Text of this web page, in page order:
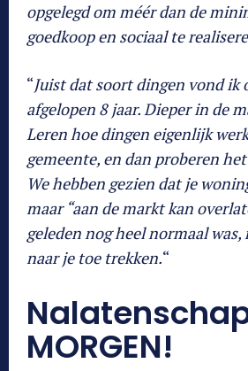
opgelegd om méér dan de
goedkoop en sociaal te
“Juist dat soort dingen vond ik
afgelopen 8 jaar. Dieper in de
Leren hoe dingen eigenlijk
gemeente, en dan proberen
We hebben gezien dat je
maar “aan de markt kan
geleden nog heel normaal
naar je toe trekken.“
MORGEN!